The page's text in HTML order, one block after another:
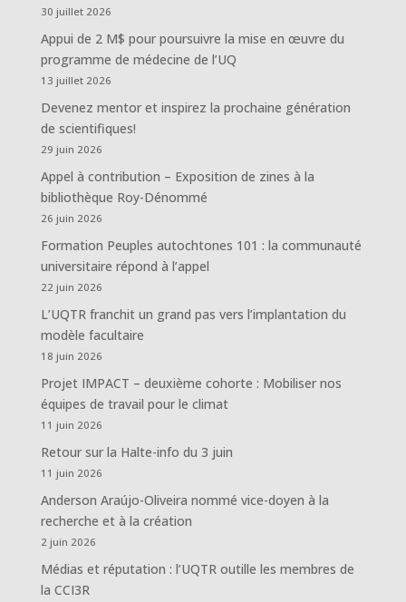
30 juillet 2026
Appui de 2 M$ pour poursuivre la mise en œuvre du
programme de médecine de l’UQ
13 juillet 2026
Devenez mentor et inspirez la prochaine génération
de scientifiques!
29 juin 2026
Appel à contribution – Exposition de zines à la
bibliothèque Roy-Dénommé
26 juin 2026
Formation Peuples autochtones 101 : la communauté
universitaire répond à l’appel
22 juin 2026
L’UQTR franchit un grand pas vers l’implantation du
modèle facultaire
18 juin 2026
Projet IMPACT – deuxième cohorte : Mobiliser nos
équipes de travail pour le climat
11 juin 2026
Retour sur la Halte-info du 3 juin
11 juin 2026
Anderson Araújo-Oliveira nommé vice-doyen à la
recherche et à la création
2 juin 2026
Médias et réputation : l’UQTR outille les membres de
la CCI3R